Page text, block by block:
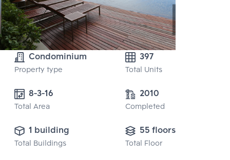
Condominium
Property type
397
Total Units
8-3-16
Total Area
2010
Completed
1 building
Total Buildings
55 floors
Total Floor